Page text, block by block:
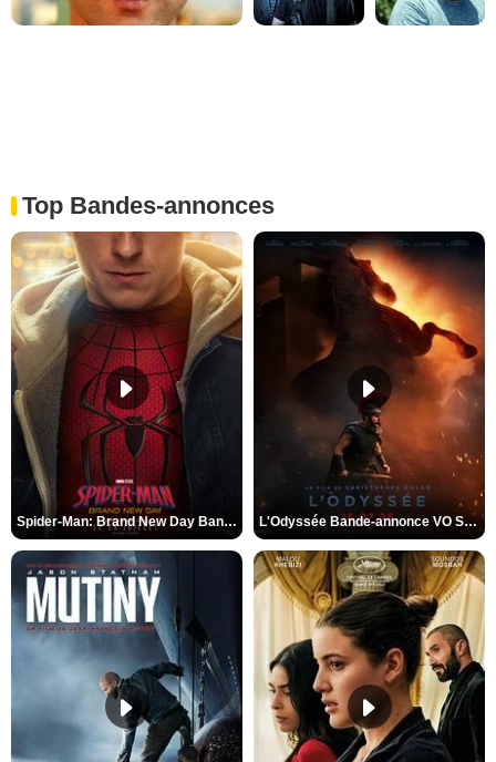
Top Bandes-annonces
Spider-Man: Brand New Day Bande-annonce VO STFR L'Odyssée Bande-annonce VO STFR